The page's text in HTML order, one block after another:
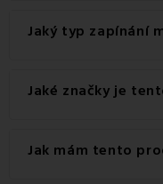
Jaký typ zapínání
Tento produkt má
Jaké značky je
Jedná se o autentický
Jak mám tento